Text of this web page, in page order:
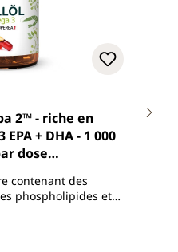
sur 5 étoiles
2™ - riche en
+ DHA - 1 000
dose
offre
contenant des
phospholipides et
améliorée sans